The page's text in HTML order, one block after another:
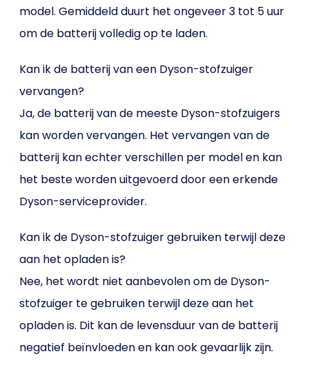
model. Gemiddeld duurt het ongeveer 3 tot 5 uur
om de batterij volledig op te laden.
Kan ik de batterij van een Dyson-stofzuiger
vervangen?
Ja, de batterij van de meeste Dyson-stofzuigers
kan worden vervangen. Het vervangen van de
batterij kan echter verschillen per model en kan
het beste worden uitgevoerd door een erkende
Dyson-serviceprovider.
Kan ik de Dyson-stofzuiger gebruiken terwijl deze
aan het opladen is?
Nee, het wordt niet aanbevolen om de Dyson-
stofzuiger te gebruiken terwijl deze aan het
opladen is. Dit kan de levensduur van de batterij
negatief beïnvloeden en kan ook gevaarlijk zijn.